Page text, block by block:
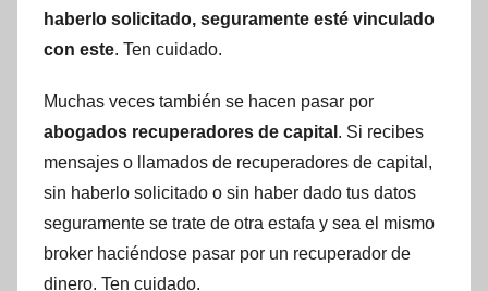
haberlo solicitado, seguramente esté vinculado
con este. Ten cuidado.
Muchas veces también se hacen pasar por
abogados recuperadores de capital . Si recibes
mensajes o llamados de recuperadores de capital,
sin haberlo solicitado o sin haber dado tus datos
seguramente se trate de otra estafa y sea el mismo
broker haciéndose pasar por un recuperador de
dinero. Ten cuidado.